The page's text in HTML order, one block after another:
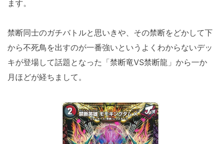
ます。
禁断同士のガチバトルと思いきや、その禁断をどかして下
から不死鳥を出すのが一番強いというよくわからないデッ
キが登場して話題となった「禁断竜VS禁断龍」から一か
月ほどが経ちまして。